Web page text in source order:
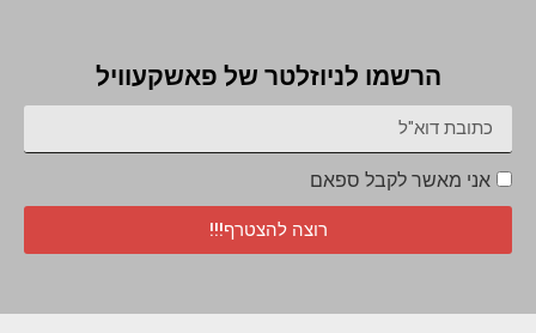
הרשמו לניוזלטר של פאשקעוויל
אני מאשר לקבל ספאם
רוצה להצטרף!!!